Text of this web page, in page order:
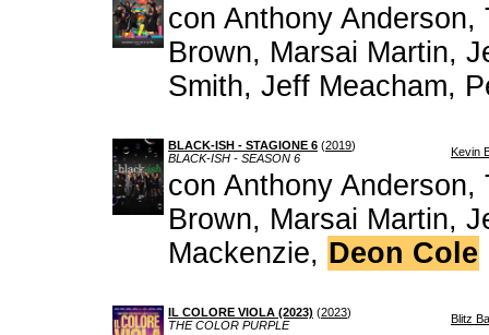
con Anthony
Brown, Marsai Martin,
Smith, Jeff Meacham,
BLACK-ISH - STAGIONE 6 (2019)
BLACK-ISH - SEASON 6
Kevin
con Anthony
Brown, Marsai Martin,
Mackenzie, Deon Cole
IL COLORE VIOLA (2023) (2023)
THE COLOR PURPLE
Blitz